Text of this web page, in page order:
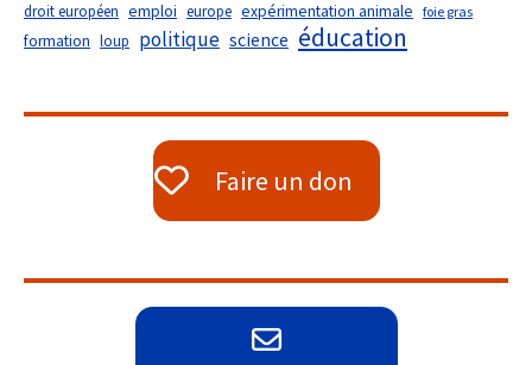
droit européen emploi europe expérimentation animale foie gras
formation loup politique science éducation
Faire un don